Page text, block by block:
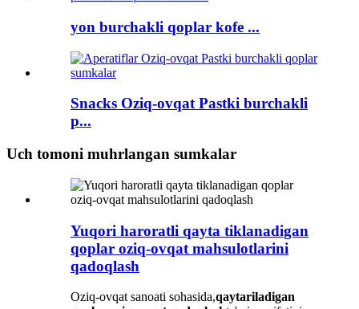
yon burchakli qoplar kofe ...
Snacks Oziq-ovqat Pastki burchakli
p...
Uch tomoni muhrlangan sumkalar
Yuqori haroratli qayta tiklanadigan
qoplar oziq-ovqat mahsulotlarini
qadoqlash
Oziq-ovqat sanoati sohasida,qaytariladigan